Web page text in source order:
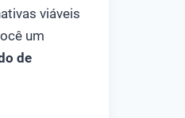
viáveis
um
de